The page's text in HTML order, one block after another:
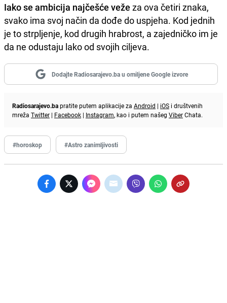
Iako se ambicija najčešće veže za ova četiri znaka,
svako ima svoj način da dođe do uspjeha. Kod jednih
je to strpljenje, kod drugih hrabrost, a zajedničko im je
da ne odustaju lako od svojih ciljeva.
Dodajte Radiosarajevo.ba u omiljene Google izvore
Radiosarajevo.bapratite putem aplikacije za Android | iOS i društvenih
mreža Twitter | Facebook | Instagram, kao i putem našeg ViberChata.
#horoskop #Astro zanimljivosti